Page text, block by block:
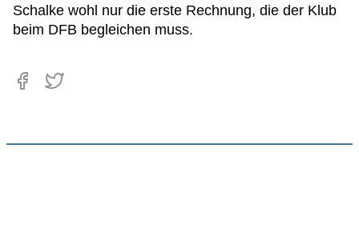
Schalke wohl nur die erste Rechnung, die der Klub
beim DFB begleichen muss.